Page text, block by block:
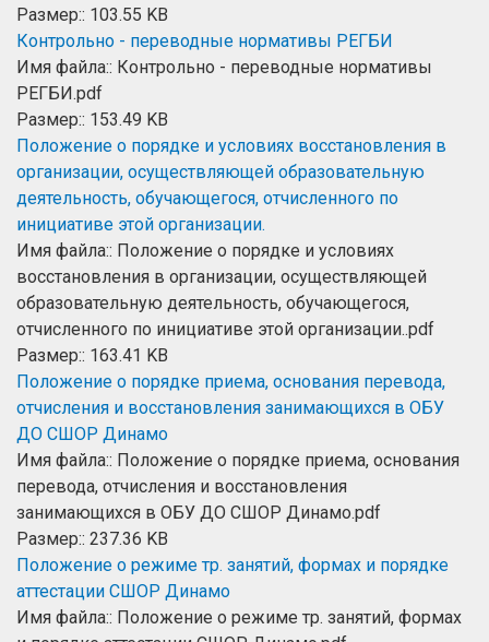
Размер:: 103.55 KB
Контрольно - переводные нормативы РЕГБИ
Имя файла:: Контрольно - переводные нормативы
РЕГБИ.pdf
Размер:: 153.49 KB
Положение о порядке и условиях восстановления в
организации, осуществляющей образовательную
деятельность, обучающегося, отчисленного по
инициативе этой организации.
Имя файла:: Положение о порядке и условиях
восстановления в организации, осуществляющей
образовательную деятельность, обучающегося,
отчисленного по инициативе этой организации..pdf
Размер:: 163.41 KB
Положение о порядке приема, основания перевода,
отчисления и восстановления занимающихся в ОБУ
ДО СШОР Динамо
Имя файла:: Положение о порядке приема, основания
перевода, отчисления и восстановления
занимающихся в ОБУ ДО СШОР Динамо.pdf
Размер:: 237.36 KB
Положение о режиме тр. занятий, формах и порядке
аттестации СШОР Динамо
Имя файла:: Положение о режиме тр. занятий, формах